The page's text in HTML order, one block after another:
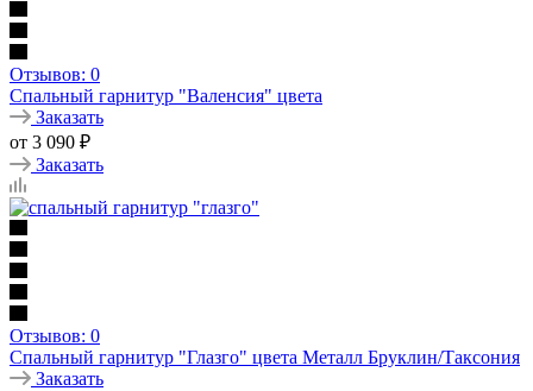
Отзывов: 0
Спальный гарнитур "Валенсия" цвета
Заказать
от 3 090 ₽
Заказать
Отзывов: 0
Спальный гарнитур "Глазго" цвета Металл Бруклин/Таксония
Заказать